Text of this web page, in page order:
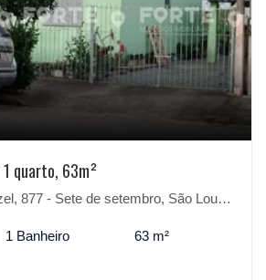
1 quarto, 63m²
- Sete de setembro, São Lourenço do Sul-RS
1 Banheiro 63 m²